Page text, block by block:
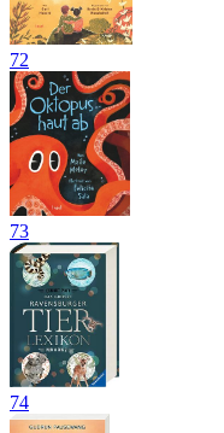
72
73
74